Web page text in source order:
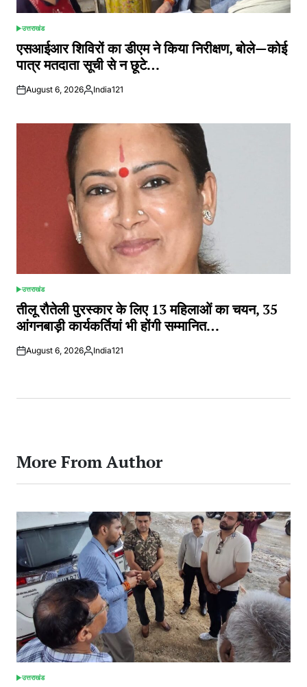
POSTED
IN
उत्तराखंड
एसआईआर शिविरों का डीएम ने किया निरीक्षण, बोले—कोई
पात्र मतदाता सूची से न छूटे…
August 6, 2026Posted
India121
POSTED
IN
उत्तराखंड
तीलू रौतेली पुरस्कार के लिए 13 महिलाओं का चयन, 35
आंगनबाड़ी कार्यकर्तियां भी होंगी सम्मानित…
August 6, 2026Posted
India121
More From Author
POSTED
उत्तराखंड